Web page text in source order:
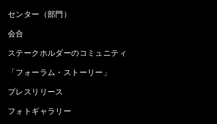
センター（部門）
会合
ステークホルダーのコミュニティ
「フォーラム・ストーリー」
プレスリリース
フォトギャラリー